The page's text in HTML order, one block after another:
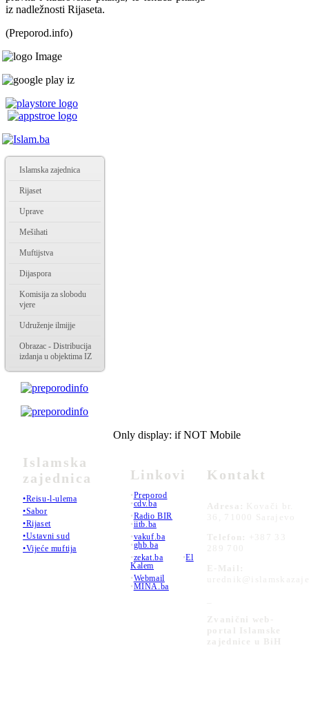
iz nadležnosti Rijaseta.
(Preporod.info)
Islamska zajednica
Rijaset
Uprave
Mešihati
Muftijstva
Dijaspora
Komisija za slobodu
vjere
Udruženje ilmijje
Obrazac - Distribucija
izdanja u objektima IZ
Islamska
zajednica
•Reisu-l-ulema
•Sabor
•Rijaset
•Ustavni sud
•Vijeće muftija
Only display: if NOT Mobile
Linkovi
•Preporod
•cdv.ba
•Radio BIR
•iitb.ba
•vakuf.ba
•ghb.ba
•zekat.ba •El
Kalem
•Webmail
•MINA.ba
Kontakt
Adresa:
Kovači br.
36, 71000 Sarajevo
Telefon:
+387 33
289 700
E-Mail:
Zvanični web-
portal Islamske
zajednice u BiH